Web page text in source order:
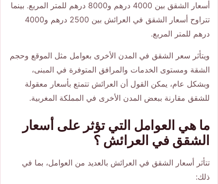
أسعار الشقق بين 4000 درهم و8000 درهم للمتر المربع. بينما
تتراوح أسعار الشقق في العرائش بين 2500 درهم و4000
درهم للمتر المربع.
ويتأثر سعر الشقق في المدن الأخرى بعوامل مثل الموقع وحجم
الشقة ومستوى الخدمات والمرافق المتوفرة في المبنى،
وبشكل عام، يمكن القول أن العرائش تتمتع بأسعار معقولة
للشقق مقارنة ببعض المدن الأخرى في المملكة المغربية.
ما هي العوامل التي تؤثر على أسعار
الشقق في العرائش ؟
تتأثر أسعار الشقق في العرائش بالعديد من العوامل، بما في
ذلك: